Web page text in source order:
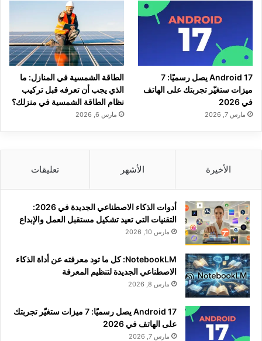
Android 17 يصل رسميًا: 7
ميزات ستغيّر تجربتك على الهاتف
في 2026
مارس 7, 2026
الطاقة الشمسية في المنازل: ما
الذي يجب أن تعرفه قبل تركيب
نظام الطاقة الشمسية في منزلك؟
مارس 6, 2026
الأخيرة الأشهر تعليقات
أدوات الذكاء الاصطناعي الجديدة في 2026:
التقنيات التي تعيد تشكيل مستقبل العمل والإبداع
مارس 10, 2026
NotebookLM: كل ما تود معرفته عن أداة الذكاء
الاصطناعي الجديدة لتنظيم المعرفة
مارس 8, 2026
Android 17 يصل رسميًا: 7 ميزات ستغيّر تجربتك
على الهاتف في 2026
مارس 7, 2026